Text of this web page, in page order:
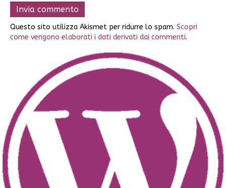
Questo sito utilizza Akismet per ridurre lo spam. Scopri
come vengono elaborati i dati derivati dai commenti.